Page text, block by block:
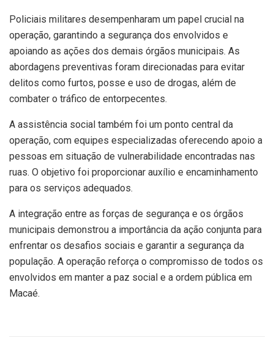
Policiais militares desempenharam um papel crucial na
operação, garantindo a segurança dos envolvidos e
apoiando as ações dos demais órgãos municipais. As
abordagens preventivas foram direcionadas para evitar
delitos como furtos, posse e uso de drogas, além de
combater o tráfico de entorpecentes.
A assistência social também foi um ponto central da
operação, com equipes especializadas oferecendo apoio a
pessoas em situação de vulnerabilidade encontradas nas
ruas. O objetivo foi proporcionar auxílio e encaminhamento
para os serviços adequados.
A integração entre as forças de segurança e os órgãos
municipais demonstrou a importância da ação conjunta para
enfrentar os desafios sociais e garantir a segurança da
população. A operação reforça o compromisso de todos os
envolvidos em manter a paz social e a ordem pública em
Macaé.